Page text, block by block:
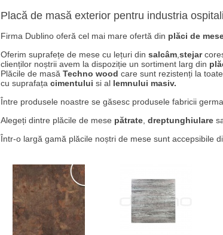
Placă de masă exterior pentru industria
Firma Dublino oferă cel mai mare ofertă din plăci de
Oferim suprafețe de mese cu lețuri din salcâm stejar
clienților noștrii avem la dispoziție un sortiment larg din
Plăcile de masă Techno wood care sunt rezistenți la
cu suprafața cimentului si al lemnului masiv.
Între produsele noastre se găsesc produsele fabricii
Alegeți dintre plăcile de mese pătrate dreptunghiulare
Într-o largă gamă plăcile noștri de mese sunt accepsibile